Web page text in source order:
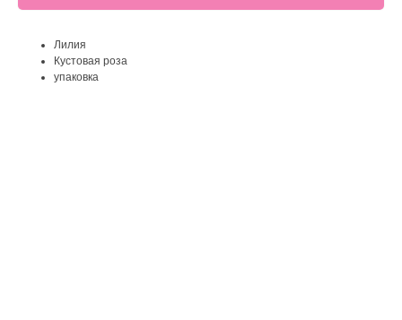
Лилия
Кустовая роза
упаковка